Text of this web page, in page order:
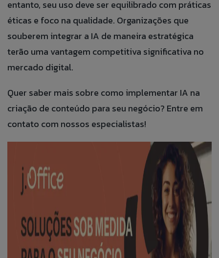
entanto, seu uso deve ser equilibrado com práticas
éticas e foco na qualidade. Organizações que
souberem integrar a IA de maneira estratégica
terão uma vantagem competitiva significativa no
mercado digital.
Quer saber mais sobre como implementar IA na
criação de conteúdo para seu negócio? Entre em
contato com nossos especialistas!